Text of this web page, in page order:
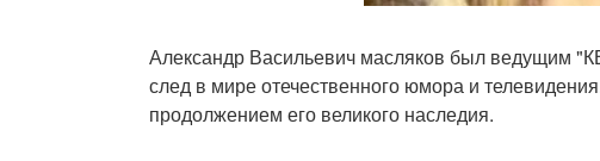
Александр Васильевич масляков был ведущим
след в мире отечественного юмора и
продолжением его великого наследия.